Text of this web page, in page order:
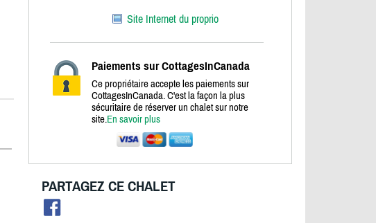
Site Internet du proprio
Paiements sur CottagesInCanada
Ce propriétaire accepte les paiements sur
CottagesInCanada. C'est la façon la plus
sécuritaire de réserver un chalet sur notre
site.En savoir plus
PARTAGEZ CE CHALET